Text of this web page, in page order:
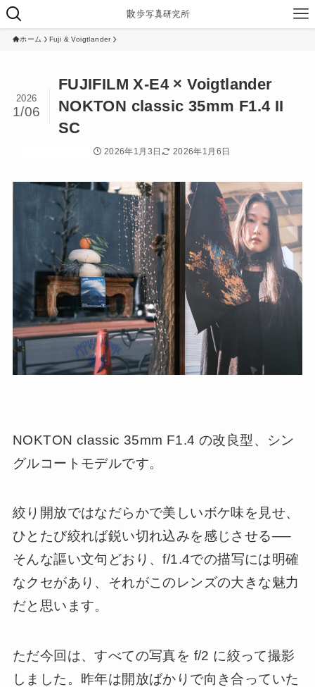
ホーム Fuji & Voigtlander
FUJIFILM X-E4 × Voigtlander
NOKTON classic 35mm F1.4 II
SC
2026
1/06
2026年1月3日 2026年1月6日
NOKTON classic 35mm F1.4 の改良型、シン
グルコートモデルです。
絞り開放ではなだらかで美しいボケ味を見せ、
ひとたび絞れば鋭い切れ込みを感じさせる──
そんな謳い文句どおり、f/1.4での描写には明確
なクセがあり、それがこのレンズの大きな魅力
だと思います。
ただ今回は、すべての写真を f/2 に絞って撮影
しました。昨年は開放ばかりで向き合っていた